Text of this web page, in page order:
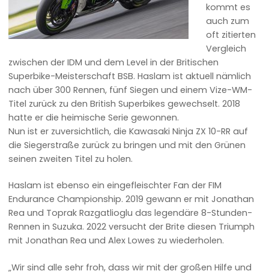
kommt es
auch zum
oft zitierten
Vergleich
zwischen der IDM und dem Level in der Britischen
Superbike-Meisterschaft BSB. Haslam ist aktuell nämlich
nach über 300 Rennen, fünf Siegen und einem Vize-WM-
Titel zurück zu den British Superbikes gewechselt. 2018
hatte er die heimische Serie gewonnen.
Nun ist er zuversichtlich, die Kawasaki Ninja ZX 10-RR auf
die Siegerstraße zurück zu bringen und mit den Grünen
seinen zweiten Titel zu holen.
Haslam ist ebenso ein eingefleischter Fan der FIM
Endurance Championship. 2019 gewann er mit Jonathan
Rea und Toprak Razgatlioglu das legendäre 8-Stunden-
Rennen in Suzuka. 2022 versucht der Brite diesen Triumph
mit Jonathan Rea und Alex Lowes zu wiederholen.
„Wir sind alle sehr froh, dass wir mit der großen Hilfe und